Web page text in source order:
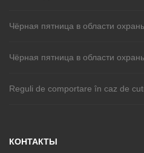
Чёрная пятница в области
Чёрная пятница в области
Reguli de comportare în caz de
КОНТАКТЫ